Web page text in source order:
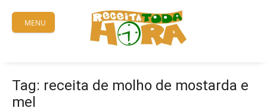
content
MENU
Tag: receita de molho de mostarda e
mel